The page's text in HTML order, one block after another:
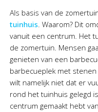
Als basis van de
tuinhuis. Waarom? Dit
vanuit een centrum. Het
de zomertuin. Mensen
genieten van een
barbecueplek met
wilt namelijk niet dat er
rond het tuinhuis gelegd
centrum gemaakt hebt